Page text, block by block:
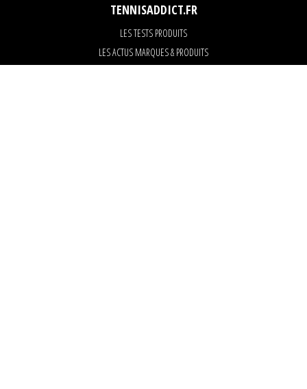
TENNISADDICT.FR
LES TESTS PRODUITS
LES ACTUS MARQUES & PRODUITS